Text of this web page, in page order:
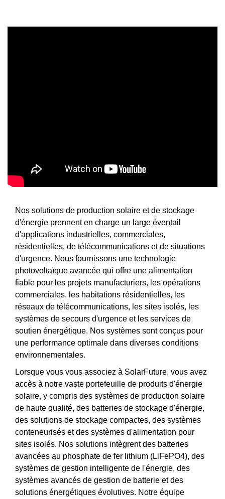
Nos solutions de production solaire et de stockage
d'énergie prennent en charge un large éventail
d'applications industrielles, commerciales,
résidentielles, de télécommunications et de situations
d'urgence. Nous fournissons une technologie
photovoltaïque avancée qui offre une alimentation
fiable pour les projets manufacturiers, les opérations
commerciales, les habitations résidentielles, les
réseaux de télécommunications, les sites isolés, les
systèmes de secours d'urgence et les services de
soutien énergétique. Nos systèmes sont conçus pour
une performance optimale dans diverses conditions
environnementales.
Lorsque vous vous associez à SolarFuture, vous avez
accès à notre vaste portefeuille de produits d'énergie
solaire, y compris des systèmes de production solaire
de haute qualité, des batteries de stockage d'énergie,
des solutions de stockage compactes, des systèmes
conteneurisés et des systèmes d'alimentation pour
sites isolés. Nos solutions intègrent des batteries
avancées au phosphate de fer lithium (LiFePO4), des
systèmes de gestion intelligente de l'énergie, des
systèmes avancés de gestion de batterie et des
solutions énergétiques évolutives. Notre équipe